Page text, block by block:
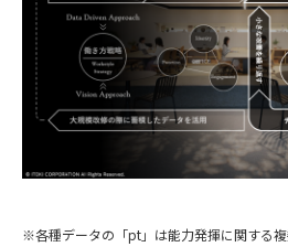
※各種データの「pt」は能力発揮に関する